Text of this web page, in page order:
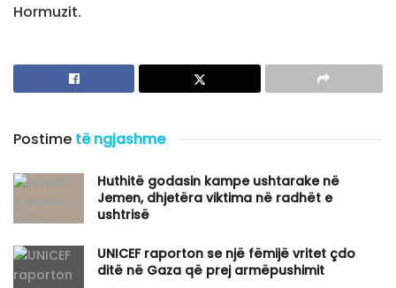
Hormuzit.
Postime të ngjashme
Huthitë godasin kampe ushtarake në
Jemen, dhjetëra viktima në radhët e
ushtrisë
UNICEF raporton se një fëmijë vritet çdo
ditë në Gaza që prej armëpushimit